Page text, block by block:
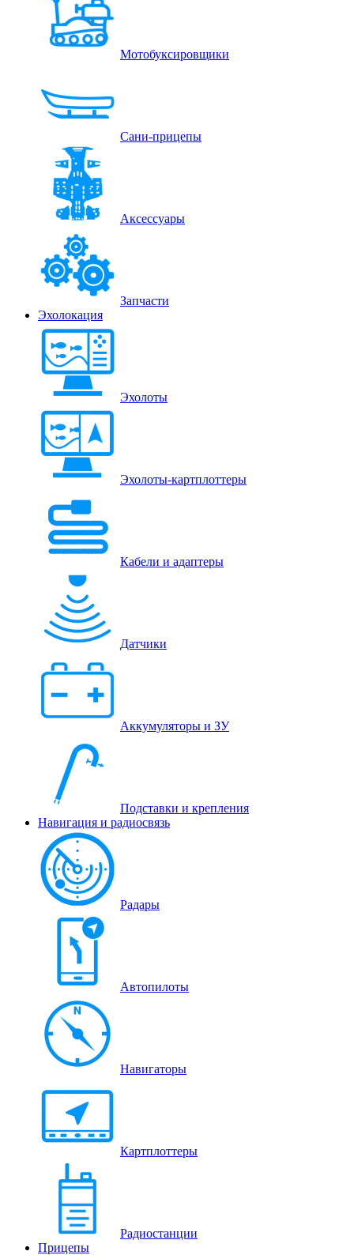
Мотобуксировщики
Сани-прицепы
Аксессуары
Запчасти
Эхолокация
Эхолоты
Эхолоты-картплоттеры
Кабели и адаптеры
Датчики
Аккумуляторы и ЗУ
Подставки и крепления
Навигация и радиосвязь
Радары
Автопилоты
Навигаторы
Картплоттеры
Радиостанции
Прицепы